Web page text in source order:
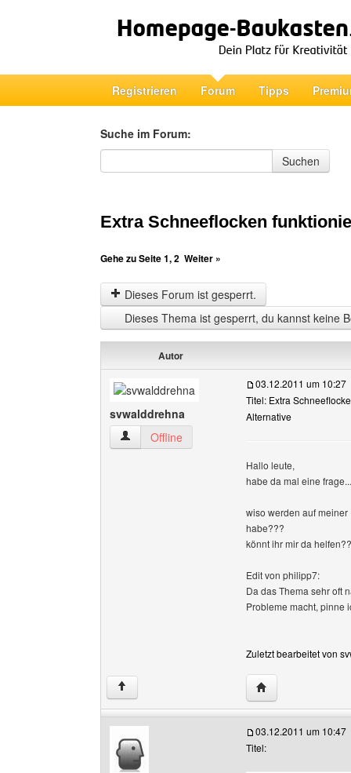
Registrieren Forum Tipps
Suche im Forum:
Suche im Forum
Suchen
Extra Schneeflocken
Gehe zu Seite1,2 Weiter »
Dieses Forum ist gesperrt.
Dieses Thema ist gesperrt, du kannst keine
Autor
svwalddrehna
svwalddrehna Benutzer-Profile anzeigen
Offline
03.12.2011 um 10:27
Titel: Extra
Alternative
Hallo leute,
habe da mal eine frage...
wiso werden auf
habe???
könnt ihr mir da
Edit von philipp7:
Da das Thema sehr oft
Probleme macht, pinne
Zuletzt bearbeitet von
↑ Website dieses
03.12.2011 um 10:47
Titel: